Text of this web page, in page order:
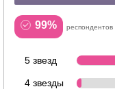
99% респондентов
5 звезд
4 звезды